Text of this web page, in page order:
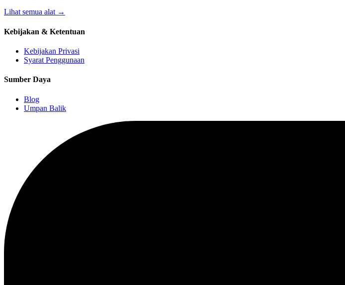
Lihat semua alat→
Kebijakan & Ketentuan
Kebijakan Privasi
Syarat Penggunaan
Sumber Daya
Blog
Umpan Balik